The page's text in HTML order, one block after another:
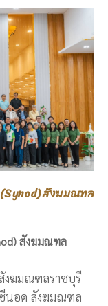
(Synod) สังฆมณฑล
สังฆมณฑล
งฆมณฑลราชบุรี
นอด สังฆมณฑล